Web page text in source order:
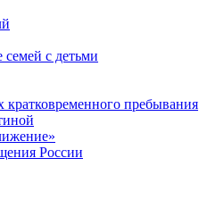
с детьми
пребывания
России